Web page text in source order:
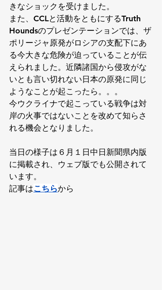
きなショックを受けました。
また、CCLと活動をともにするTruth
Houndsのプレゼンテーションでは、ザ
ポリージャ原発がロシアの支配下にあ
る今大きな危険が迫っていることが伝
えられました。近隣諸国から侵攻がな
いとも言い切れない日本の原発に同じ
ようなことが起こったら。。。
今ウクライナで起こっている戦争は対
岸の火事ではないことを改めて知らさ
れる機会となりました。
当日の様子は６月１日中日新聞県内版
に掲載され、ウェブ版でも公開されて
います。
記事はこちらから